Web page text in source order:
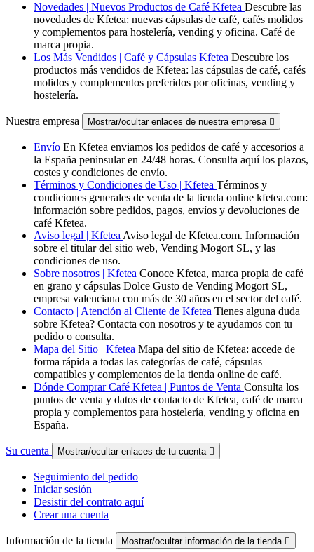
Novedades | Nuevos Productos de Café Kfetea Descubre las
novedades de Kfetea: nuevas cápsulas de café, cafés molidos
y complementos para hostelería, vending y oficina. Café de
marca propia.
Los Más Vendidos | Café y Cápsulas Kfetea Descubre los
productos más vendidos de Kfetea: las cápsulas de café, cafés
molidos y complementos preferidos por oficinas, vending y
hostelería.
Nuestra empresa Mostrar/ocultar enlaces de nuestra empresa 
Envío En Kfetea enviamos los pedidos de café y accesorios a
la España peninsular en 24/48 horas. Consulta aquí los plazos,
costes y condiciones de envío.
Términos y Condiciones de Uso | Kfetea Términos y
condiciones generales de venta de la tienda online kfetea.com:
información sobre pedidos, pagos, envíos y devoluciones de
café Kfetea.
Aviso legal | Kfetea Aviso legal de Kfetea.com. Información
sobre el titular del sitio web, Vending Mogort SL, y las
condiciones de uso.
Sobre nosotros | Kfetea Conoce Kfetea, marca propia de café
en grano y cápsulas Dolce Gusto de Vending Mogort SL,
empresa valenciana con más de 30 años en el sector del café.
Contacto | Atención al Cliente de Kfetea Tienes alguna duda
sobre Kfetea? Contacta con nosotros y te ayudamos con tu
pedido o consulta.
Mapa del Sitio | Kfetea Mapa del sitio de Kfetea: accede de
forma rápida a todas las categorías de café, cápsulas
compatibles y complementos de la tienda online de café.
Dónde Comprar Café Kfetea | Puntos de Venta Consulta los
puntos de venta y datos de contacto de Kfetea, café de marca
propia y complementos para hostelería, vending y oficina en
España.
Su cuenta Mostrar/ocultar enlaces de tu cuenta 
Seguimiento del pedido
Iniciar sesión
Desistir del contrato aquí
Crear una cuenta
Información de la tienda Mostrar/ocultar información de la tienda 